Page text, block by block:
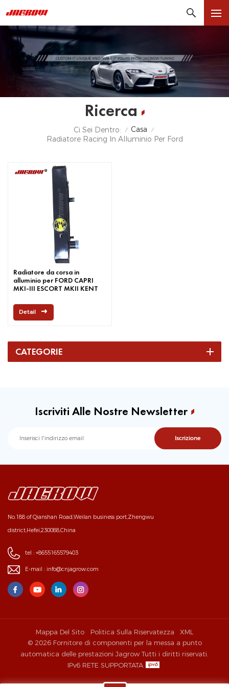
Ricerca
Ci Sei Dentro: / Casa /
Radiatore Racing In Alluminio Per Ford
Radiatore da corsa in
alluminio per FORD CAPRI
MKI-III ESCORT MKII KENT
Detail
CATEGORIE
Iscriviti Alle Nostre Newsletter
No.188 of Qianshan Road,Weilan business port,Zhengwu
district,Hefei,230088,China
tel : +8655165579403
E-mail : info@cnjagrow.com
Mappa Del Sito Politica Sulla Riservatezza
XML
© 2026 Fornitore di componenti per la messa a punto
automatica delle prestazioni Jagrow Tutti i diritti riservati.
IPv6 RETE SUPPORTATA